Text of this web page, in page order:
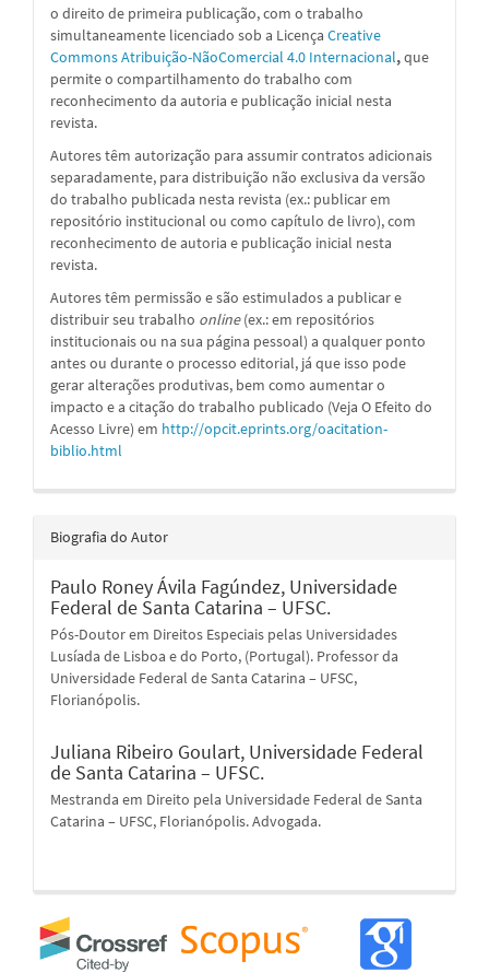
o direito de primeira publicação, com o trabalho
simultaneamente licenciado sob a Licença Creative
Commons Atribuição-NãoComercial 4.0 Internacional,que
permite o compartilhamento do trabalho com
reconhecimento da autoria e publicação inicial nesta
revista.
Autores têm autorização para assumir contratos adicionais
separadamente, para distribuição não exclusiva da versão
do trabalho publicada nesta revista (ex.: publicar em
repositório institucional ou como capítulo de livro), com
reconhecimento de autoria e publicação inicial nesta
revista.
Autores têm permissão e são estimulados a publicar e
distribuir seu trabalho online(ex.: em repositórios
institucionais ou na sua página pessoal) a qualquer ponto
antes ou durante o processo editorial, já que isso pode
gerar alterações produtivas, bem como aumentar o
impacto e a citação do trabalho publicado (Veja O Efeito do
Acesso Livre) em http://opcit.eprints.org/oacitation-
biblio.html
Biografia do Autor
Paulo Roney Ávila Fagúndez, Universidade
Federal de Santa Catarina – UFSC.
Pós-Doutor em Direitos Especiais pelas Universidades
Lusíada de Lisboa e do Porto, (Portugal). Professor da
Universidade Federal de Santa Catarina – UFSC,
Florianópolis.
Juliana Ribeiro Goulart, Universidade Federal
de Santa Catarina – UFSC.
Mestranda em Direito pela Universidade Federal de Santa
Catarina – UFSC, Florianópolis. Advogada.